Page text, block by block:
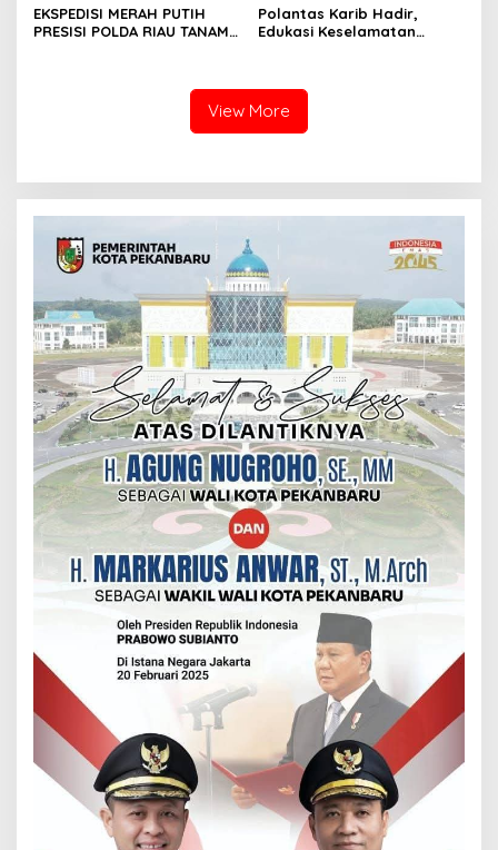
EKSPEDISI MERAH PUTIH
PRESISI POLDA RIAU TANAM
Polantas Karib Hadir,
Edukasi Keselamatan
View More